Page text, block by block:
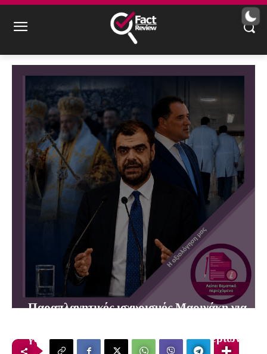
Παραπλανητικός ισχυρισμός Μαρινάκη για
γιατρούς από φορολόγηση των εφημεριών